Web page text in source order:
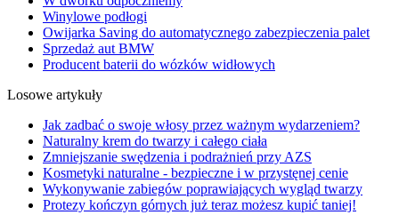
Winylowe podłogi
Owijarka Saving do automatycznego zabezpieczenia palet
Sprzedaż aut BMW
Producent baterii do wózków widłowych
Losowe artykuły
Jak zadbać o swoje włosy przez ważnym wydarzeniem?
Naturalny krem do twarzy i całego ciała
Zmniejszanie swędzenia i podrażnień przy AZS
Kosmetyki naturalne - bezpieczne i w przystęnej cenie
Wykonywanie zabiegów poprawiających wygląd twarzy
Protezy kończyn górnych już teraz możesz kupić taniej!